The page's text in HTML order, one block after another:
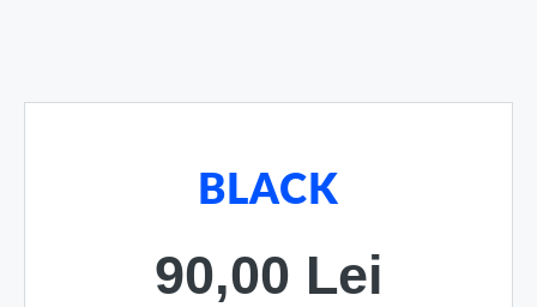
BLACK
90,00 Lei